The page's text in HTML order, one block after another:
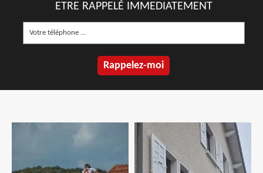
ETRE RAPPELÉ IMMEDIATEMENT